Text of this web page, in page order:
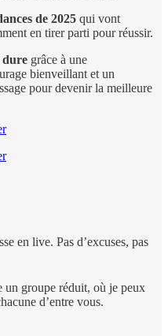
de 2025 qui vont
en tirer parti pour réussir.
dure grâce à une
bienveillant et un
pour devenir la meilleure
en live. Pas d’excuses, pas
un groupe réduit, où je peux
d’entre vous.